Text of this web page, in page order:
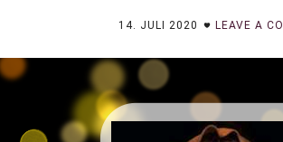
14. JULI 2020 LEAVE A